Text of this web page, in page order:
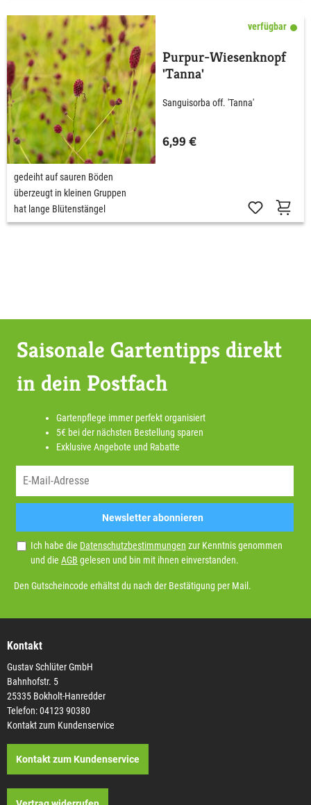
verfügbar
Purpur-Wiesenknopf
'Tanna'
Sanguisorba off. 'Tanna'
6,99 €
gedeiht auf sauren Böden
überzeugt in kleinen Gruppen
hat lange Blütenstängel
Saisonale Gartentipps direkt
in dein Postfach
Gartenpflege immer perfekt organisiert
5€ bei der nächsten Bestellung sparen
Exklusive Angebote und Rabatte
Newsletter abonnieren
Ich habe die Datenschutzbestimmungen zur Kenntnis genommen
und die AGB gelesen und bin mit ihnen einverstanden.
Den Gutscheincode erhältst du nach der Bestätigung per Mail.
Kontakt
Gustav Schlüter GmbH
Bahnhofstr. 5
25335 Bokholt-Hanredder
Telefon: 04123 90380
Kontakt zum Kundenservice
Kontakt zum Kundenservice